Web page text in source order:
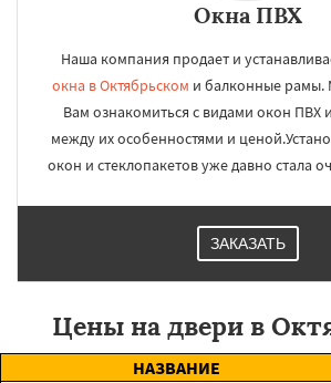
Окна ПВХ
Наша компания продает и
окна в Октябрьском и балконные
Вам ознакомиться с видами окон ПВХ
между их особенностями и
окон и стеклопакетов уже давно стала
ЗАКАЗАТЬ
Цены на двери в
НАЗВАНИЕ